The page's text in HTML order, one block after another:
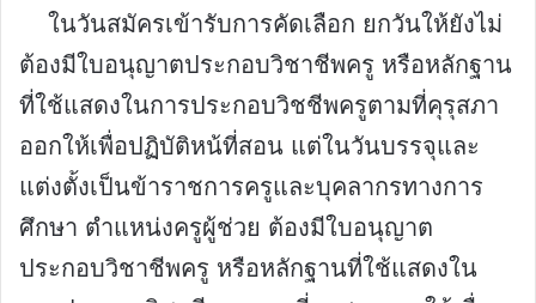
ในวันสมัครเข้ารับการคัดเลือก ยกวันให้ยังไม่
ต้องมีใบอนุญาตประกอบวิชาชีพครู หรือหลักฐาน
ที่ใช้แสดงในการประกอบวิชชีพครูตามที่คุรุสภา
ออกให้เพื่อปฏิบัติหน้ที่สอน แต่ในวันบรรจุและ
แต่งตั้งเป็นข้าราชการครูและบุคลากรทางการ
ศึกษา ตำแหน่งครูผู้ช่วย ต้องมีใบอนุญาต
ประกอบวิชาชีพครู หรือหลักฐานที่ใช้แสดงใน